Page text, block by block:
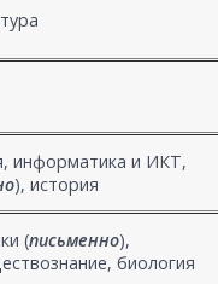
информатика и ИКТ,
), история
(письменно),
биология